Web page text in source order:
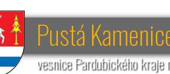
Pustá
vesnice Pardubického